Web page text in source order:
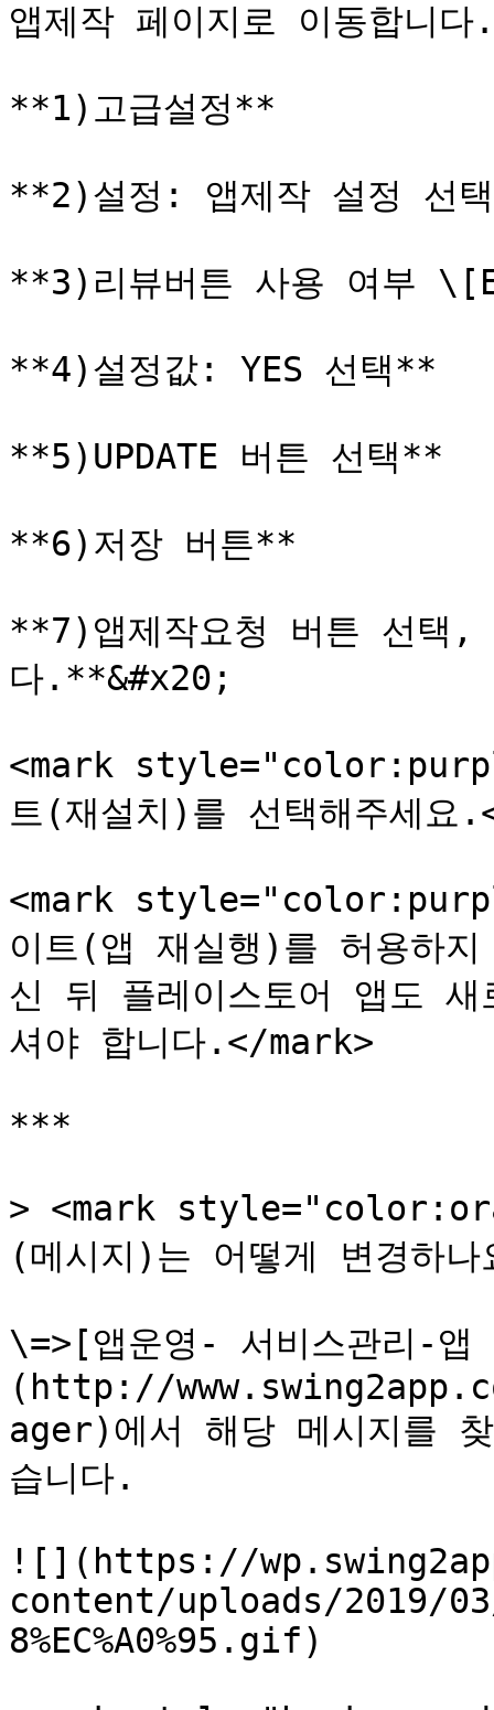
앱제작 페이지로 이동합니다.
**1)고급설정**
**2)설정: 앱제작 설정 선
**3)리뷰버튼 사용 여부
**4)설정값: YES 선택**
**5)UPDATE 버튼 선택**
**6)저장 버튼**
**7)앱제작요청 버튼 선택,
다.**&#x20;
<mark
트(재설치)를 선택해주세요
<mark
이트(앱 재실행)를 허용하
신 뒤 플레이스토어 앱도
셔야 합니다.</mark>
***
> <mark
(메시지)는 어떻게 변경하
\=>[앱운영- 서비스관리-앱
(http://
ager)에서 해당 메시지를
습니다.
![](https://
content/uploads/2019/03/
8%EC%A0%95.gif)